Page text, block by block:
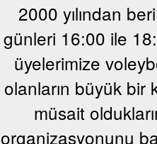
2000 yılından
günleri 16:00 ile
üyelerimize
olanların büyük bir
müsait
organizasyonunu